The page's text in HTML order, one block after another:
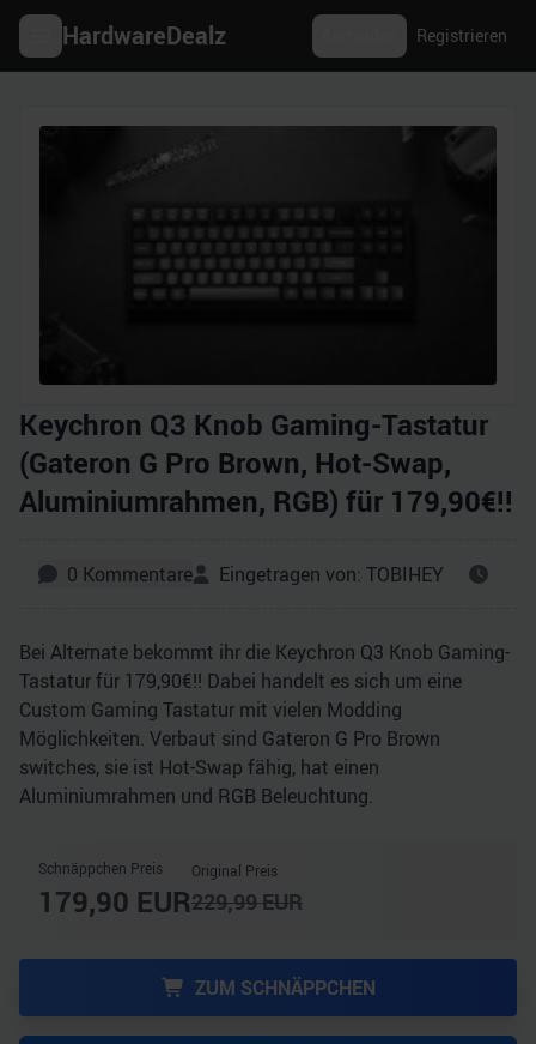
HardwareDealz Registrieren
Keychron Q3 Knob Gaming-Tastatur
(Gateron G Pro Brown, Hot-Swap,
Aluminiumrahmen, RGB) für 179,90€!!
0 Kommentare Eingetragen von: TOBIHEY
Bei Alternate bekommt ihr die Keychron Q3 Knob Gaming-
Tastatur für 179,90€!! Dabei handelt es sich um eine
Custom Gaming Tastatur mit vielen Modding
Möglichkeiten. Verbaut sind Gateron G Pro Brown
switches, sie ist Hot-Swap fähig, hat einen
Aluminiumrahmen und RGB Beleuchtung.
Schnäppchen Preis
179,90 EUR
Original Preis
229,99EUR
ZUM SCHNÄPPCHEN